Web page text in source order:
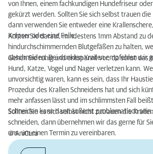
von Ihnen, einem fachkundigen Hundefriseur
gekürzt werden. Sollten Sie sich selbst trauen die
dann verwenden Sie entweder eine
Knipser oder eine Feile.
Achten Sie darauf, mindestens 1mm Abstand zu
hindurchschimmernden Blutgefäßen zu halten,
abschneiden. Bei dunklen Krallen empfehlen wir
Gehen Sie ruhig und entspannt vor, da sonst das
Hund, Katze, Vogel und Nager verletzen kann.
unvorsichtig waren, kann es sein, dass Ihr
Prozedur des Krallen Schneidens hat und sich
mehr anfassen lässt und im schlimmsten Fall
Schneiden kann dann äußerst problematisch sein.
Sollten Sie es sich selbst nicht zutrauen die
schneiden, dann übernehmen wir das gerne für
uns um einen Termin zu vereinbaren.
© AniCura